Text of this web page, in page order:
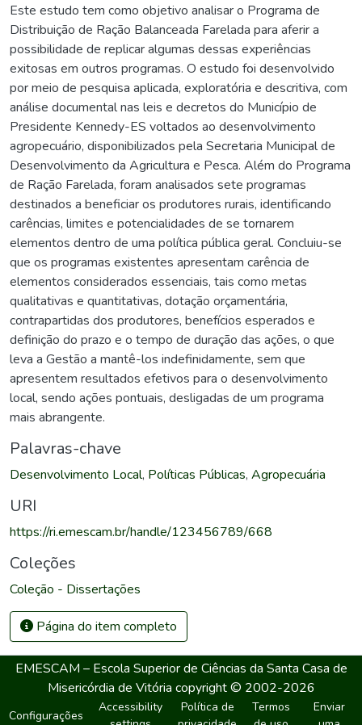
Este estudo tem como objetivo analisar o Programa de
Distribuição de Ração Balanceada Farelada para aferir a
possibilidade de replicar algumas dessas experiências
exitosas em outros programas. O estudo foi desenvolvido
por meio de pesquisa aplicada, exploratória e descritiva, com
análise documental nas leis e decretos do Município de
Presidente Kennedy-ES voltados ao desenvolvimento
agropecuário, disponibilizados pela Secretaria Municipal de
Desenvolvimento da Agricultura e Pesca. Além do Programa
de Ração Farelada, foram analisados sete programas
destinados a beneficiar os produtores rurais, identificando
carências, limites e potencialidades de se tornarem
elementos dentro de uma política pública geral. Concluiu-se
que os programas existentes apresentam carência de
elementos considerados essenciais, tais como metas
qualitativas e quantitativas, dotação orçamentária,
contrapartidas dos produtores, benefícios esperados e
definição do prazo e o tempo de duração das ações, o que
leva a Gestão a mantê-los indefinidamente, sem que
apresentem resultados efetivos para o desenvolvimento
local, sendo ações pontuais, desligadas de um programa
mais abrangente.
Palavras-chave
Desenvolvimento Local, Políticas Públicas, Agropecuária
URI
https://ri.emescam.br/handle/123456789/668
Coleções
Coleção - Dissertações
Página do item completo
EMESCAM – Escola Superior de Ciências da Santa Casa de
Misericórdia de Vitória copyright © 2002-2026
Configurações
Accessibility
Política de
Termos
Enviar